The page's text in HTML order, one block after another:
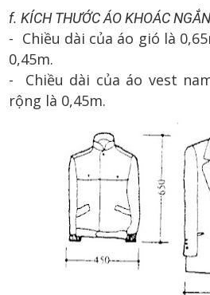
f. KÍCH THƯỚC ÁO KHOÁC
- Chiều dài của áo gió là
0,45m.
- Chiều dài của áo vest
rộng là 0,45m.